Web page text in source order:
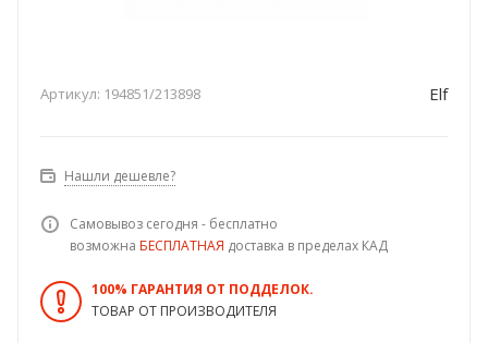
Артикул: 194851/213898 Elf
Нашли дешевле?
Самовывоз сегодня - бесплатно
возможна БЕСПЛАТНАЯ доставка в пределах КАД
100% ГАРАНТИЯ ОТ ПОДДЕЛОК.
ТОВАР ОТ ПРОИЗВОДИТЕЛЯ